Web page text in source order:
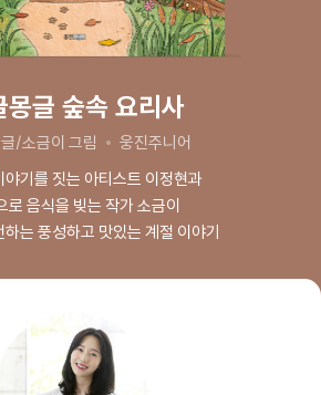
몽글 숲속 요리사
/소금이 그림
웅진주니어
야기를 짓는 아티스트 이정현과
로 음식을 빚는 작가 소금이
하는 풍성하고 맛있는 계절 이야기